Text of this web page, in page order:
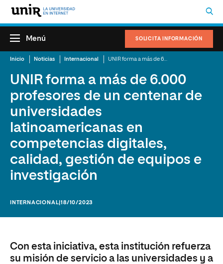
SOLICITA INFORMACIÓN
Menú
Inicio Noticias Internacional
UNIR forma a más de 6.000
profesores de un centenar de
universidades
latinoamericanas en
competencias digitales,
calidad, gestión de equipos e
investigación
INTERNACIONAL |18/10/2023
Con esta iniciativa, esta institución refuerza
su misión de servicio a las universidades y a